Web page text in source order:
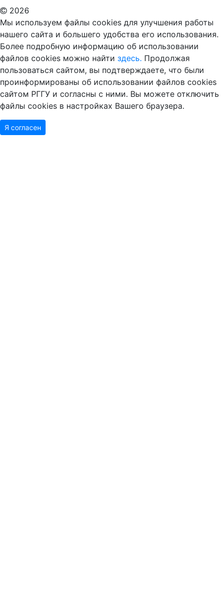
2026
Мы используем файлы cookies для улучшения работы
нашего сайта и большего удобства его использования.
Более подробную информацию об использовании
файлов cookies можно найти здесь. Продолжая
пользоваться сайтом, вы подтверждаете, что были
проинформированы об использовании файлов cookies
сайтом РГГУ и согласны с ними. Вы можете отключить
файлы cookies в настройках Вашего браузера.
Я согласен